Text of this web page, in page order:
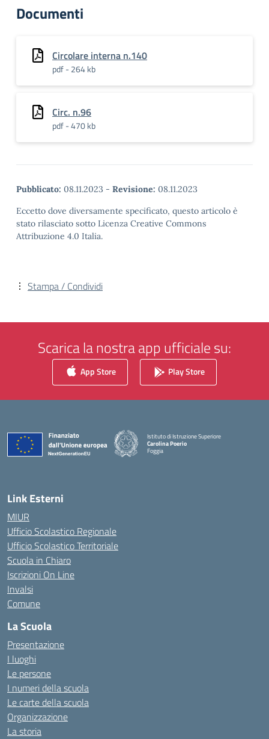
Documenti
Circolare interna n.140
pdf - 264 kb
Circ. n.96
pdf - 470 kb
Pubblicato: 08.11.2023 - Revisione: 08.11.2023
Eccetto dove diversamente specificato, questo articolo è
stato rilasciato sotto Licenza Creative Commons
Attribuzione 4.0 Italia.
Stampa / Condividi
Scarica la nostra app ufficiale su:
App Store Play Store
Istituto di Istruzione Superiore
Carolina Poerio
Foggia
— Visita la pagina iniziale della scuola
Link Esterni
MIUR
Ufficio Scolastico Regionale
Ufficio Scolastico Territoriale
Scuola in Chiaro
Iscrizioni On Line
Invalsi
Comune
La Scuola
Presentazione
I luoghi
Le persone
I numeri della scuola
Le carte della scuola
Organizzazione
La storia